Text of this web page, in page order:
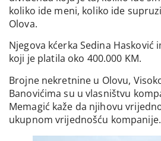
koliko ide meni, koliko ide
Olova.
Njegova kćerka Sedina Hasković
koji je platila oko 400.000 KM.
Brojne nekretnine u Olovu,
Banovićima su u vlasništvu
Memagić kaže da njihovu
ukupnom vrijednošću kompanije.